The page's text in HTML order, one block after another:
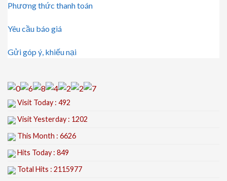
Phương thức thanh toán
Yêu cầu báo giá
Gửi góp ý, khiếu nại
Visit Today : 492
Visit Yesterday : 1202
This Month : 6626
Hits Today : 849
Total Hits : 2115977